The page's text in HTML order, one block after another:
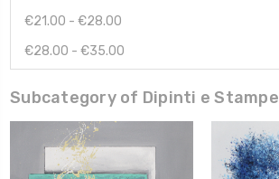
€21.00 - €28.00
€28.00 - €35.00
Subcategory of Dipinti e Stampe